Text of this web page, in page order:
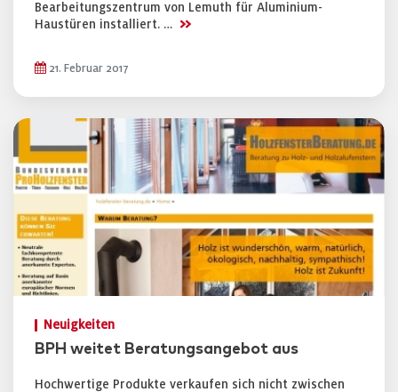
Bearbeitungszentrum von Lemuth für Aluminium-
Haustüren installiert. … >>
21. Februar 2017
Neuigkeiten
BPH weitet Beratungsangebot aus
Hochwertige Produkte verkaufen sich nicht zwischen